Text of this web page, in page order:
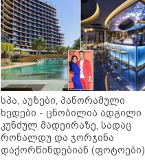
სპა, აუზები, პანორამული
ხედები - ცნობილია ადგილი
კუნძულ მადეირაზე, სადაც
რონალდუ და ჯორჯინა
დაქორწინდებიან (ფოტოები)